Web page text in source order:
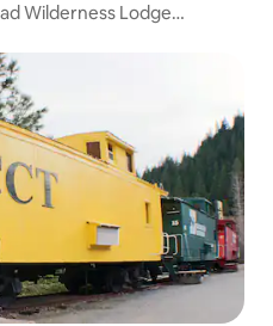
Wilderness Lodge